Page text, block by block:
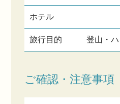
ホテル
旅行目的 登山・
ご確認・注意事項